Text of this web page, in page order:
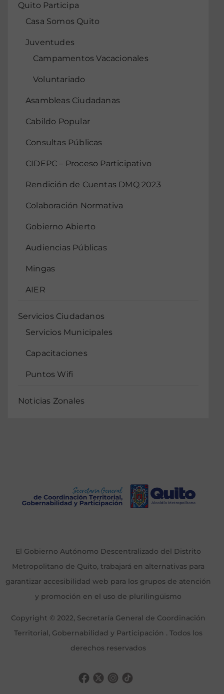
Quito Participa
Casa Somos Quito
Juventudes
Campamentos Vacacionales
Voluntariado
Asambleas Ciudadanas
Cabildo Popular
Consultas Públicas
CIDEPC – Proceso Participativo
Rendición de Cuentas DMQ 2023
Colaboración Normativa
Gobierno Abierto
Audiencias Públicas
Mingas
AIER
Servicios Ciudadanos
Servicios Municipales
Capacitaciones
Puntos Wifi
Noticias Zonales
El Gobierno Autónomo Descentralizado del Distrito
Metropolitano de Quito, trabajará en alternativas para
garantizar accesibilidad web para los grupos de atención
y promoción en el uso de plurilingüismo
Copyright © 2022, Secretaría General de Coordinación
Territorial, Gobernabilidad y Participación . Todos los
derechos reservados